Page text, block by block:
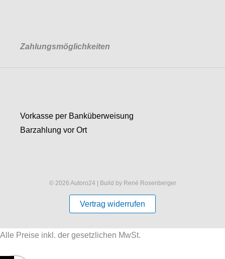
Zahlungsmöglichkeiten
Vorkasse per Banküberweisung
Barzahlung vor Ort
© 2026 Autoro24 | Build by René Rosenberger
Vertrag widerrufen
Alle Preise inkl. der gesetzlichen MwSt.